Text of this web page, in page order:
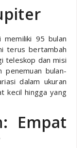
memiliki 95 bulan
terus bertambah
teleskop dan misi
penemuan bulan-
dalam ukuran
kecil hingga yang
Empat